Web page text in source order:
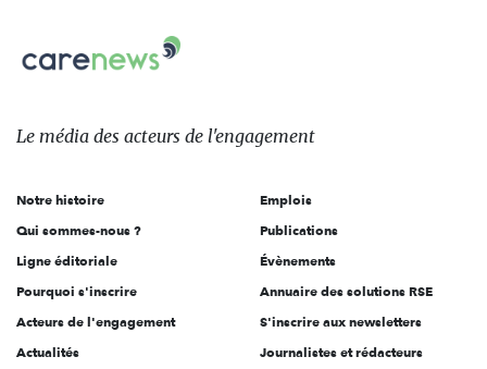
sur:
Le
des
l'engagement
Le média des acteurs de l'engagement
Notre histoire
Qui sommes-nous ?
Ligne éditoriale
Pourquoi s'inscrire
Acteurs de l'engagement
Actualités
Emplois
Publications
Évènements
Annuaire des solutions RSE
S'inscrire aux newsletters
Journalistes et rédacteurs